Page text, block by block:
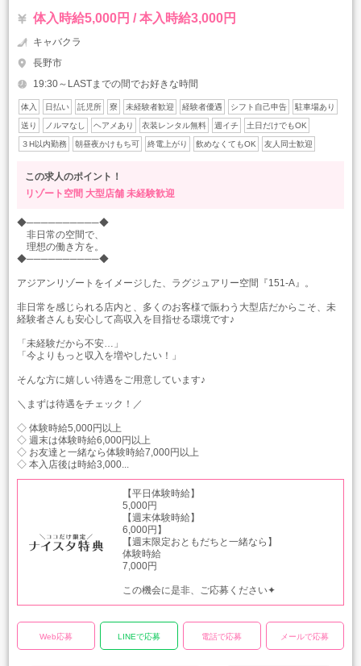
体入時給5,000円 / 本入時給3,000円
キャバクラ
長野市
19:30～LASTまでの間でお好きな時間
体入 日払い 託児所 寮 未経験者歓迎 経験者優遇 シフト自己申告 駐車場あり
送り ノルマなし ヘアメあり 衣装レンタル無料 週イチ 土日だけでもOK
３H以内勤務 朝昼夜かけもち可 終電上がり 飲めなくてもOK 友人同士歓迎
この求人のポイント！
リゾート空間 大型店舗 未経験歓迎
◆──────────◆
非日常の空間で、
理想の働き方を。
◆──────────◆
アジアンリゾートをイメージした、ラグジュアリー空間『151-A』。
非日常を感じられる店内と、多くのお客様で賑わう大型店だからこそ、未
経験者さんも安心して高収入を目指せる環境です♪
「未経験だから不安…」
「今よりもっと収入を増やしたい！」
そんな方に嬉しい待遇をご用意しています♪
＼まずは待遇をチェック！／
◇ 体験時給5,000円以上
◇ 週末は体験時給6,000円以上
◇ お友達と一緒なら体験時給7,000円以上
◇ 本入店後は時給3,000...
【平日体験時給】
5,000円
【週末体験時給】
6,000円】
【週末限定おともだちと一緒なら】
体験時給
7,000円
この機会に是非、ご応募ください✦
Web応募 LINEで応募 電話で応募 メールで応募